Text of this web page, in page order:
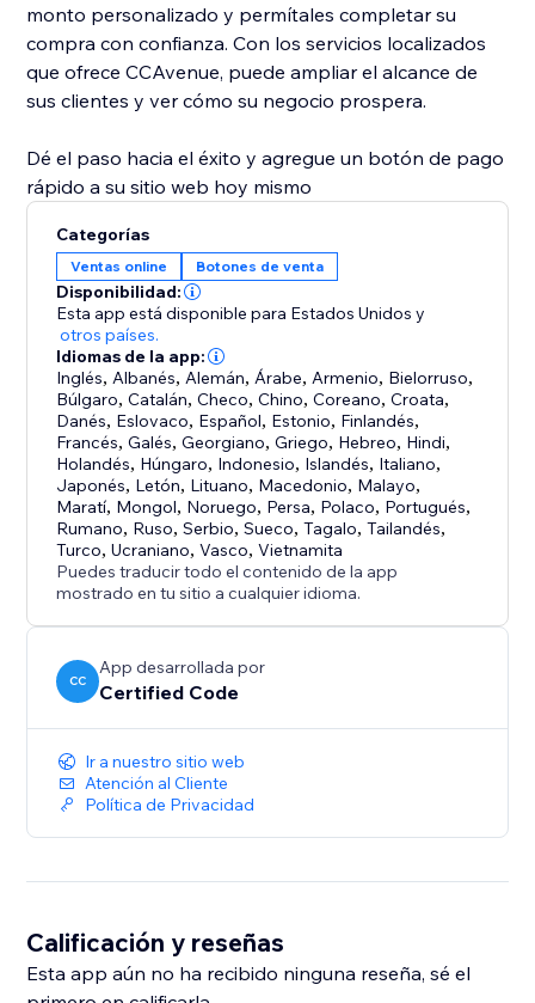
monto personalizado y permítales completar su
compra con confianza. Con los servicios localizados
que ofrece CCAvenue, puede ampliar el alcance de
sus clientes y ver cómo su negocio prospera.
Dé el paso hacia el éxito y agregue un botón de pago
rápido a su sitio web hoy mismo
Categorías
Ventas online Botones de venta
Disponibilidad:
Esta app está disponible para Estados Unidos y
otros países.
Idiomas de la app:
Inglés, Albanés, Alemán, Árabe, Armenio, Bielorruso,
Búlgaro,Catalán,Checo,Chino,Coreano,Croata,
Danés, Eslovaco, Español, Estonio, Finlandés,
Francés,Galés,Georgiano,Griego, Hebreo, Hindi,
Holandés, Húngaro, Indonesio, Islandés, Italiano,
Japonés, Letón, Lituano, Macedonio, Malayo,
Maratí, Mongol, Noruego, Persa, Polaco, Portugués,
Rumano, Ruso,Serbio,Sueco,Tagalo,Tailandés,
Turco,Ucraniano,Vasco,Vietnamita
Puedes traducir todo el contenido de la app
mostrado en tu sitio a cualquier idioma.
CC
App desarrollada por
Certified Code
Ir a nuestro sitio web
Atención al Cliente
Política de Privacidad
Calificación y reseñas
Esta app aún no ha recibido ninguna reseña, sé el